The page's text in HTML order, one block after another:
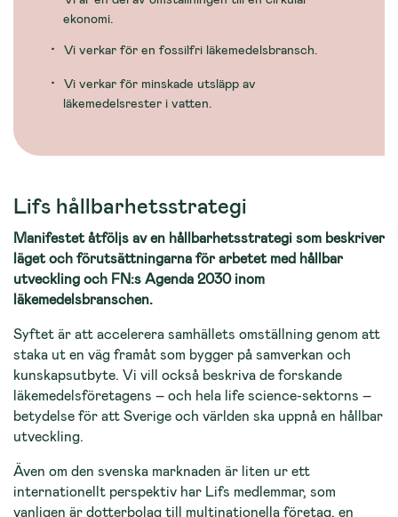
ekonomi.
Vi verkar för en fossilfri läkemedelsbransch.
Vi verkar för minskade utsläpp av
läkemedelsrester i vatten.
Lifs hållbarhetsstrategi
Manifestet åtföljs av en hållbarhetsstrategi som beskriver
läget och förutsättningarna för arbetet med hållbar
utveckling och FN:s Agenda 2030 inom
läkemedelsbranschen.
Syftet är att accelerera samhällets omställning genom att
staka ut en väg framåt som bygger på samverkan och
kunskapsutbyte. Vi vill också beskriva de forskande
läkemedelsföretagens – och hela life science-sektorns –
betydelse för att Sverige och världen ska uppnå en hållbar
utveckling.
Även om den svenska marknaden är liten ur ett
internationellt perspektiv har Lifs medlemmar, som
vanligen är dotterbolag till multinationella företag, en